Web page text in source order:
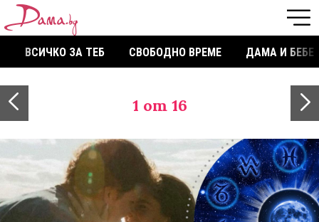
ВСИЧКО ЗА ТЕБ СВОБОДНО ВРЕМЕ ДАМА И БЕБЕ
1 от 16